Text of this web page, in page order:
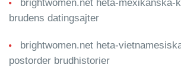
brightwomen.net heta-mexikanska-
brudens datingsajter
brightwomen.net heta-
postorder brudhistorier